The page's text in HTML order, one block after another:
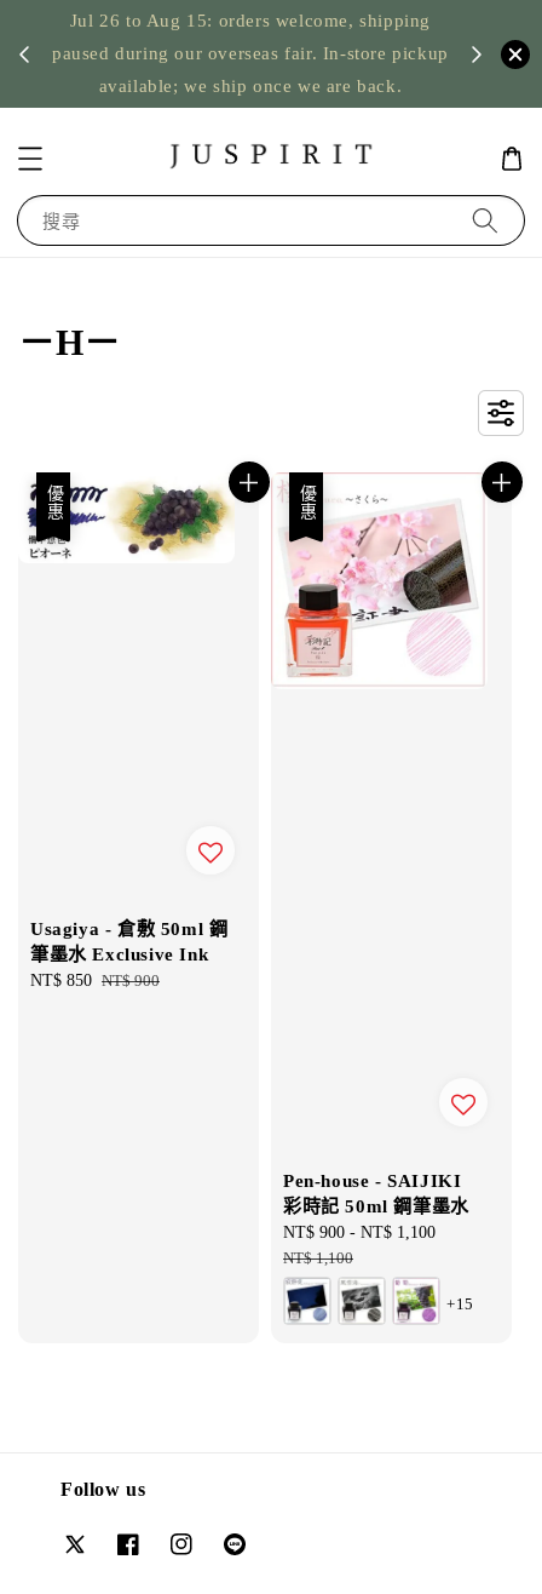
Jul 26 to Aug 15: orders welcome, shipping
paused during our overseas fair. In-store pickup
available; we ship once we are back.
US
搜尋
－H－
優惠
Usagiya - 倉敷 50ml 鋼
筆墨水 Exclusive Ink
Sale
NT$ 850 Regular
NT$ 900
優惠
Pen-house - SAIJIKI
彩時記 50ml 鋼筆墨水
Sale
price
NT$ 900 - NT$ 1,100
NT$ 1,100
+15
Follow us